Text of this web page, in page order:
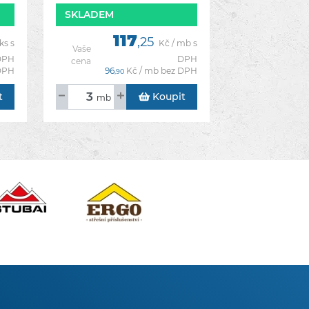
s
SKLADEM
Vaše
cena
117,25 Kč / mb s
DPH
96,90 Kč / mb bez DPH
mb Koupit